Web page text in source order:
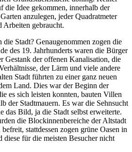
die Idee gekommen, innerhalb der
anzulegen, jeder Quadratmeter
Arbeiten gebraucht.
Stadt? Genaugenommen zogen die
des 19. Jahrhunderts waren die Bürger
Gestank der offenen Kanalisation, die
der Lärm und viele andere
Stadt führten zu einer ganz neuen
Land. Dies war der Beginn der
es sich leisten konnten, bauten Villen
der Stadtmauern. Es war die Sehnsucht
das Bild, ja die Stadt selbst erweiterte.
die Blockinnenbereiche der Altstadt
stattdessen zogen grüne Oasen in
für die meisten Besucher nicht